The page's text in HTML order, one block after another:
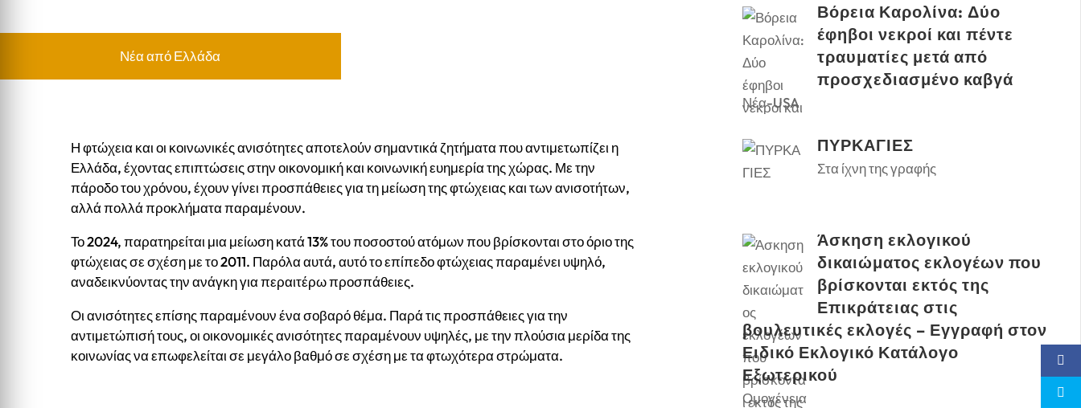
Νέα από Ελλάδα
Η φτώχεια και οι κοινωνικές ανισότητες αποτελούν σημαντικά ζητήματα που αντιμετωπίζει η
Ελλάδα, έχοντας επιπτώσεις στην οικονομική και κοινωνική ευημερία της χώρας. Με την
πάροδο του χρόνου, έχουν γίνει προσπάθειες για τη μείωση της φτώχειας και των ανισοτήτων,
αλλά πολλά προκλήματα παραμένουν.
Το 2024, παρατηρείται μια μείωση κατά 13% του ποσοστού ατόμων που βρίσκονται στο όριο της
φτώχειας σε σχέση με το 2011. Παρόλα αυτά, αυτό το επίπεδο φτώχειας παραμένει υψηλό,
αναδεικνύοντας την ανάγκη για περαιτέρω προσπάθειες.
Οι ανισότητες επίσης παραμένουν ένα σοβαρό θέμα. Παρά τις προσπάθειες για την
αντιμετώπισή τους, οι οικονομικές ανισότητες παραμένουν υψηλές, με την πλούσια μερίδα της
κοινωνίας να επωφελείται σε μεγάλο βαθμό σε σχέση με τα φτωχότερα στρώματα.
Βόρεια Καρολίνα: Δύο
έφηβοι νεκροί και πέντε
τραυματίες μετά από
προσχεδιασμένο καβγά
Νέα-USA
ΠΥΡΚΑΓΙΕΣ
Στα ίχνη της γραφής
Άσκηση εκλογικού
δικαιώματος εκλογέων που
βρίσκονται εκτός της
Επικράτειας στις
βουλευτικές εκλογές – Εγγραφή στον
Ειδικό Εκλογικό Κατάλογο
Εξωτερικού
Ομογένεια